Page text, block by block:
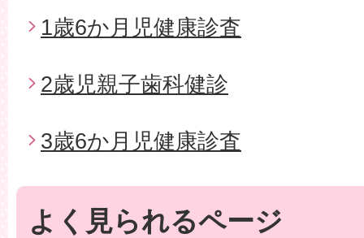
1歳6か月児健康診査
2歳児親子歯科健診
3歳6か月児健康診査
よく見られるページ